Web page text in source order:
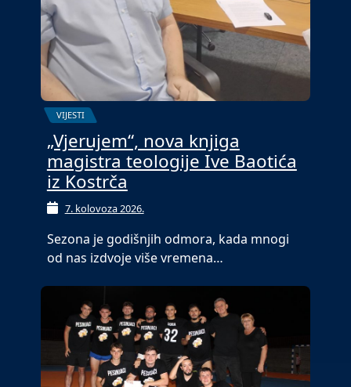
VIJESTI
„Vjerujem“, nova knjiga
magistra teologije Ive Baotića
iz Kostrča
7. kolovoza 2026.
Sezona je godišnjih odmora, kada mnogi
od nas izdvoje više vremena…